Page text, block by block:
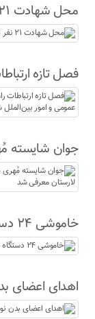
گرفت
فصل تازه
حاجی‌دولو
جوان شایسته
راهداری
خاموشی ۲۴ دستگاه ماینر فاقد مجوز در لامرد
اهدای اعضای
نیازمند شد